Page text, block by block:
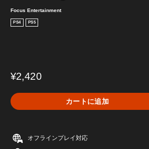
Focus Entertainment
PS4 PS5
¥2,420
カートに追加
オフラインプレイ対応